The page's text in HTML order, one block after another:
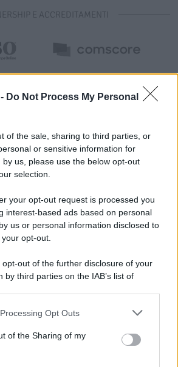
Do Not Process My Personal
of the sale, sharing to third parties, or
or sensitive information for
us, please use the below opt-out
selection.
your opt-out request is processed you
interest-based ads based on personal
us or personal information disclosed to
opt-out.
out of the further disclosure of your
by third parties on the IAB’s list of
also be disclosed by us to third parties
parties.
Opt Outs
of the Sharing of my
E ACCREDITAMENTI
- P.IVA 04827280654 - Testata
Di Nocera Inferiore N. 8/2020 - RG N.
N. 35792 – ISCRITTA ALL’ANSO
NAZIONALE STAMPA ONLINE)
PREFERENZE PRIVACY